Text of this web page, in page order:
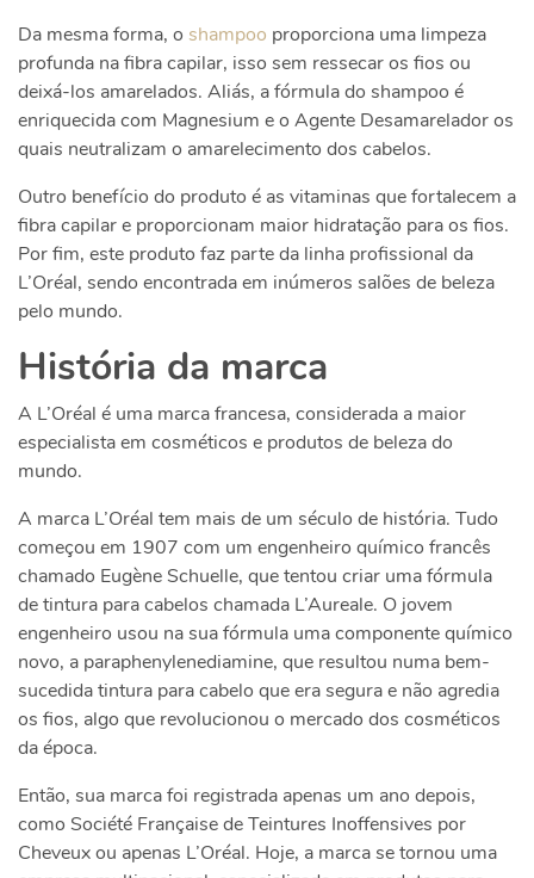
Da mesma forma, o shampoo proporciona uma limpeza
profunda na fibra capilar, isso sem ressecar os fios ou
deixá-los amarelados. Aliás, a fórmula do shampoo é
enriquecida com Magnesium e o Agente Desamarelador os
quais neutralizam o amarelecimento dos cabelos.
Outro benefício do produto é as vitaminas que fortalecem a
fibra capilar e proporcionam maior hidratação para os fios.
Por fim, este produto faz parte da linha profissional da
L’Oréal, sendo encontrada em inúmeros salões de beleza
pelo mundo.
História da marca
A L’Oréal é uma marca francesa, considerada a maior
especialista em cosméticos e produtos de beleza do
mundo.
A marca L’Oréal tem mais de um século de história. Tudo
começou em 1907 com um engenheiro químico francês
chamado Eugène Schuelle, que tentou criar uma fórmula
de tintura para cabelos chamada L’Aureale. O jovem
engenheiro usou na sua fórmula uma componente químico
novo, a paraphenylenediamine, que resultou numa bem-
sucedida tintura para cabelo que era segura e não agredia
os fios, algo que revolucionou o mercado dos cosméticos
da época.
Então, sua marca foi registrada apenas um ano depois,
como Société Française de Teintures Inoffensives por
Cheveux ou apenas L’Oréal. Hoje, a marca se tornou uma